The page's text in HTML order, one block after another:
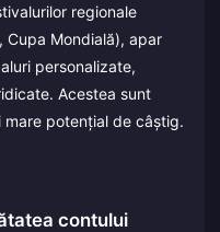
regionale
Cupa Mondială), apar
personalizate,
Acestea sunt
potențial de câștig.
contului